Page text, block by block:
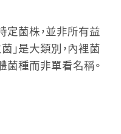
定菌株，並非所有益
」是大類別，內裡菌
菌種而非單看名稱。